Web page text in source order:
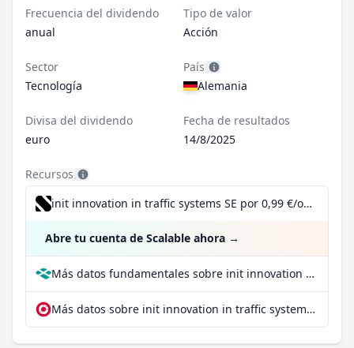
Frecuencia del dividendo
anual
Tipo de valor
Acción
Sector
Tecnología
País
Alemania
Divisa del dividendo
euro
Fecha de resultados
14/8/2025
Recursos
init innovation in traffic systems SE por 0,99 €/operación, incluido el Dividend Reinvestment Plan
Abre tu cuenta de Scalable ahora →
Más datos fundamentales sobre init innovation in traffic systems SE en Parqet
Más datos sobre init innovation in traffic systems SE en extraETF